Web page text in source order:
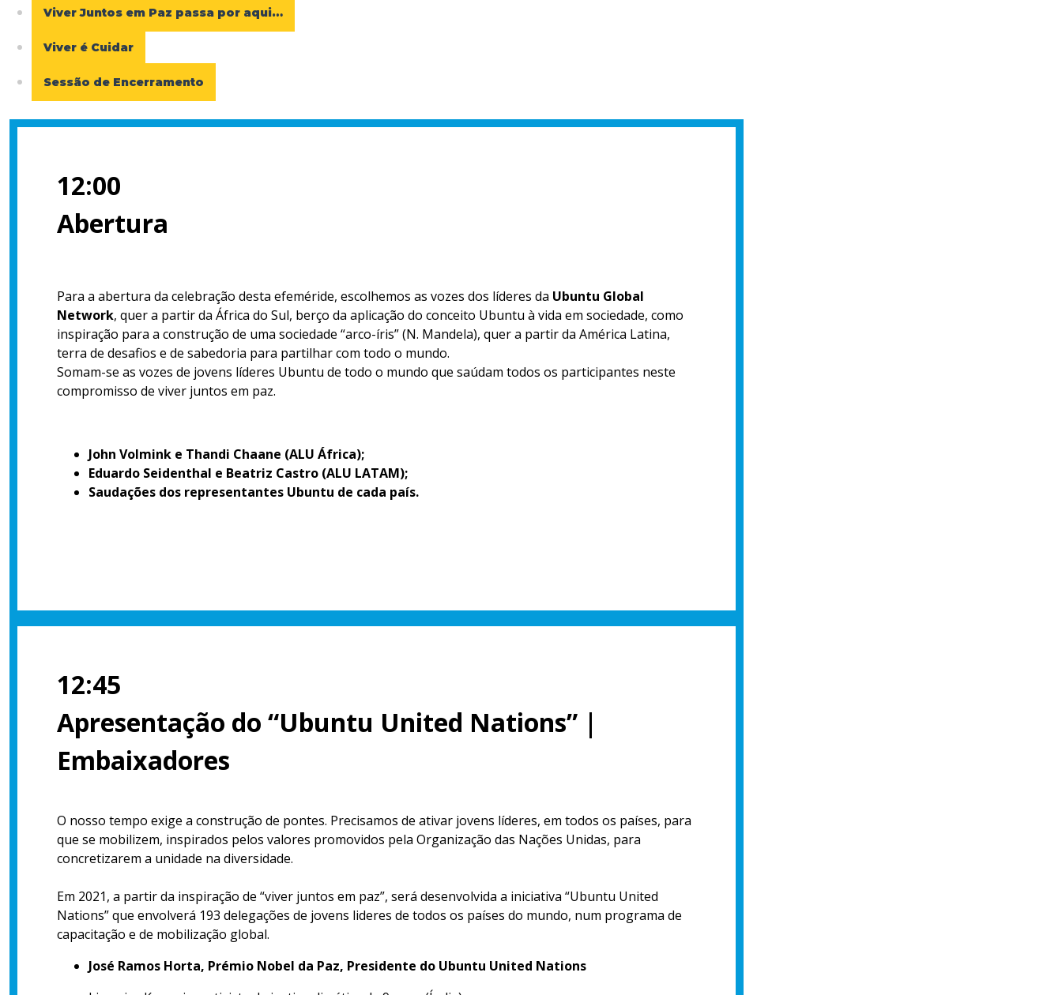
Viver Juntos em Paz passa por aqui…
Viver é Cuidar
Sessão de Encerramento
12:00
Abertura
Para a abertura da celebração desta efeméride, escolhemos as vozes dos líderes da Ubuntu Global
Network, quer a partir da África do Sul, berço da aplicação do conceito Ubuntu à vida em sociedade, como
inspiração para a construção de uma sociedade “arco-íris” (N. Mandela), quer a partir da América Latina,
terra de desafios e de sabedoria para partilhar com todo o mundo.
Somam-se as vozes de jovens líderes Ubuntu de todo o mundo que saúdam todos os participantes neste
compromisso de viver juntos em paz.
John Volmink e Thandi Chaane (ALU África);
Eduardo Seidenthal e Beatriz Castro (ALU LATAM);
Saudações dos representantes Ubuntu de cada país.
12:45
Apresentação do “Ubuntu United Nations” |
Embaixadores
O nosso tempo exige a construção de pontes. Precisamos de ativar jovens líderes, em todos os países, para
que se mobilizem, inspirados pelos valores promovidos pela Organização das Nações Unidas, para
concretizarem a unidade na diversidade.
Em 2021, a partir da inspiração de “viver juntos em paz”, será desenvolvida a iniciativa “Ubuntu United
Nations” que envolverá 193 delegações de jovens lideres de todos os países do mundo, num programa de
capacitação e de mobilização global.
José Ramos Horta, Prémio Nobel da Paz, Presidente do Ubuntu United Nations